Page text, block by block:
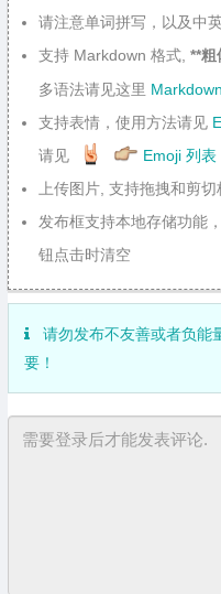
请注意单词拼写，以及中
支持 Markdown 格式, **粗
多语法请见这里
支持表情，使用方法请见
请见
Emoji 列表
上传图片, 支持拖拽和剪
发布框支持本地存储功能
钮点击时清空
请勿发布不友善或者负能
要！